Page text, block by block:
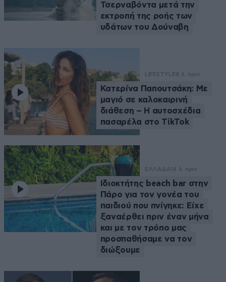
Τσερναβόντα μετά την
εκτροπή της ροής των
υδάτων του Δούναβη
LIFESTYLE8 λ. πριν
Κατερίνα Παπουτσάκη: Με
μαγιό σε καλοκαιρινή
διάθεση – Η αυτοσχέδια
πασαρέλα στο TikTok
ΕΛΛΑΔΑ 14 λ. πριν
Ιδιοκτήτης beach bar στην
Πάρο για τον γονέα του
παιδιού που πνίγηκε: Είχε
ξαναέρθει πριν έναν μήνα
και με τον τρόπο μας
προσπαθήσαμε να τον
διώξουμε